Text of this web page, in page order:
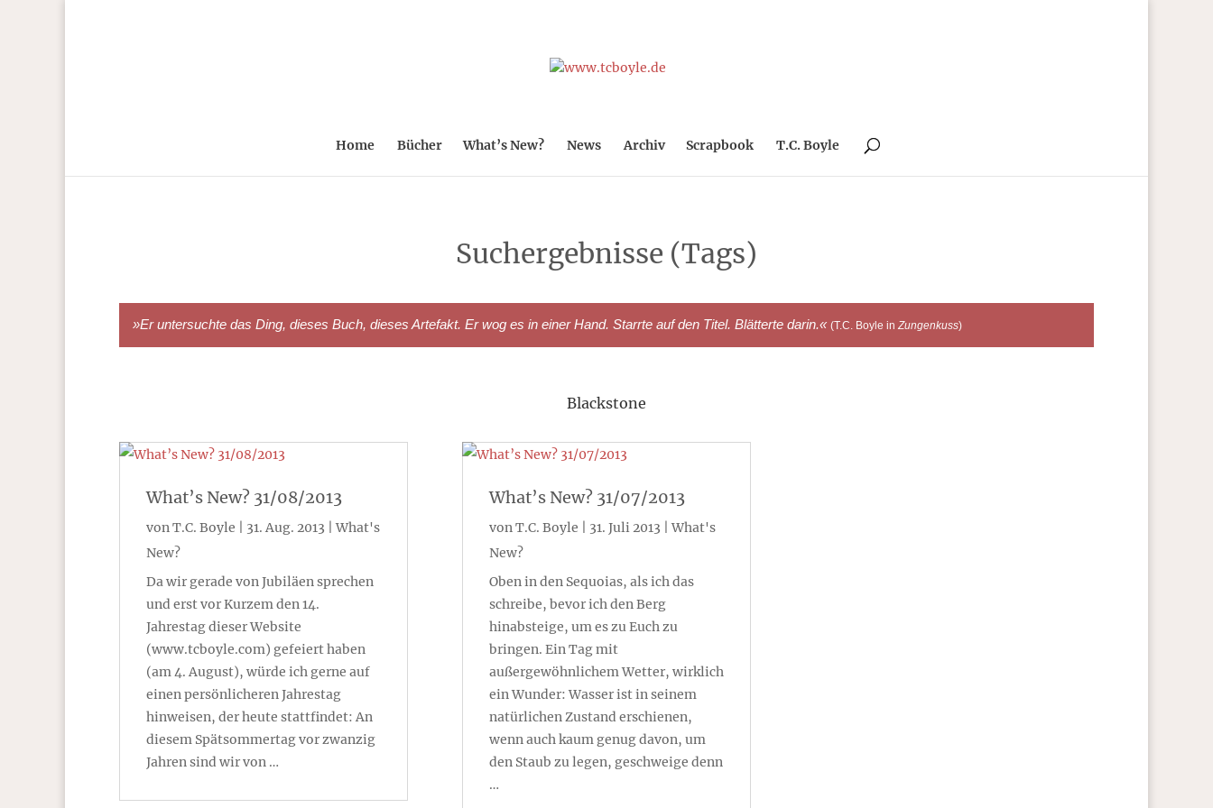
Home Bücher What’s New? News Archiv Scrapbook T.C. Boyle
Suchergebnisse (Tags)
»Er untersuchte das Ding, dieses Buch, dieses Artefakt. Er wog es in einer Hand. Starrte auf den Titel. Blätterte darin.« (T.C. Boyle in Zungenkuss)
Blackstone
What’s New? 31/08/2013
vonT.C. Boyle 31. Aug. 2013 |What's
New?
Da wir gerade von Jubiläen sprechen
und erst vor Kurzem den 14.
Jahrestag dieser Website
(www.tcboyle.com) gefeiert haben
(am 4. August), würde ich gerne auf
einen persönlicheren Jahrestag
hinweisen, der heute stattfindet: An
diesem Spätsommertag vor zwanzig
Jahren sind wir von …
What’s New? 31/07/2013
vonT.C. Boyle 31. Juli 2013 |What's
New?
Oben in den Sequoias, als ich das
schreibe, bevor ich den Berg
hinabsteige, um es zu Euch zu
bringen. Ein Tag mit
außergewöhnlichem Wetter, wirklich
ein Wunder: Wasser ist in seinem
natürlichen Zustand erschienen,
wenn auch kaum genug davon, um
den Staub zu legen, geschweige denn
…